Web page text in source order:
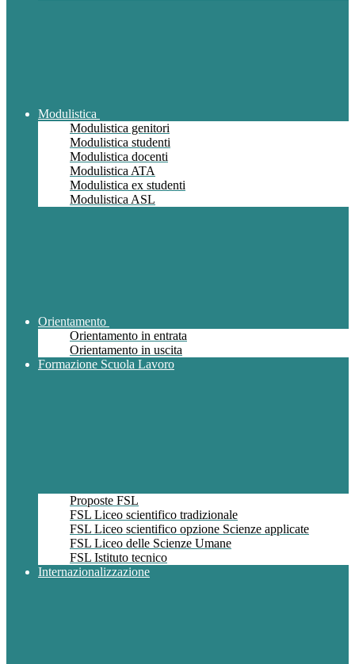
Modulistica
Modulistica genitori
Modulistica studenti
Modulistica docenti
Modulistica ATA
Modulistica ex studenti
Modulistica ASL
Orientamento
Orientamento in entrata
Orientamento in uscita
Formazione Scuola Lavoro
Proposte FSL
FSL Liceo scientifico tradizionale
FSL Liceo scientifico opzione Scienze applicate
FSL Liceo delle Scienze Umane
FSL Istituto tecnico
Internazionalizzazione